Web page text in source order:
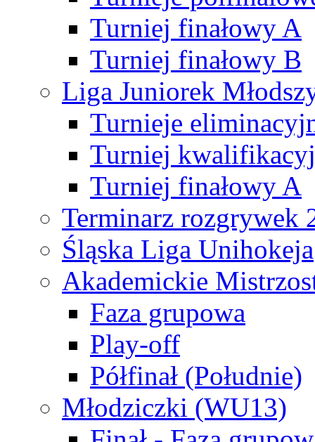
Turniej finałowy A
Turniej finałowy B
Liga Juniorek
Turnieje
Turniej
Turniej finałowy A
Terminarz rozgrywek
Śląska Liga Unihokeja
Akademickie
Faza grupowa
Play-off
Półfinał (Południe)
Młodziczki (WU13)